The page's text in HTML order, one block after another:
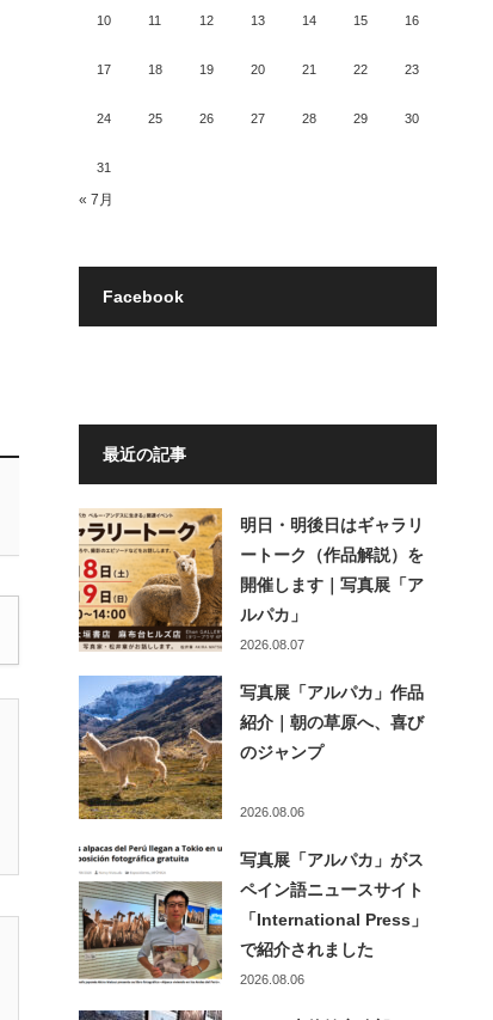
10 11 12 13 14 15 16
17 18 19 20 21 22 23
24 25 26 27 28 29 30
31
« 7月
Facebook
最近の記事
明日・明後日はギャラリ
ートーク（作品解説）を
開催します｜写真展「ア
ルパカ」
2026.08.07
写真展「アルパカ」作品
紹介｜朝の草原へ、喜び
のジャンプ
2026.08.06
写真展「アルパカ」がス
ペイン語ニュースサイト
「International Press」
で紹介されました
2026.08.06